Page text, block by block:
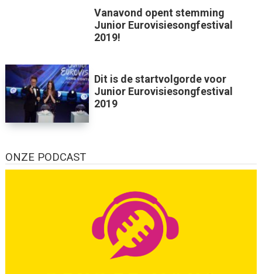
Vanavond opent stemming
Junior Eurovisiesongfestival
2019!
Dit is de startvolgorde voor
Junior Eurovisiesongfestival
2019
ONZE PODCAST